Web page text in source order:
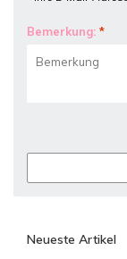
Bemerkung: *
Neueste Artikel